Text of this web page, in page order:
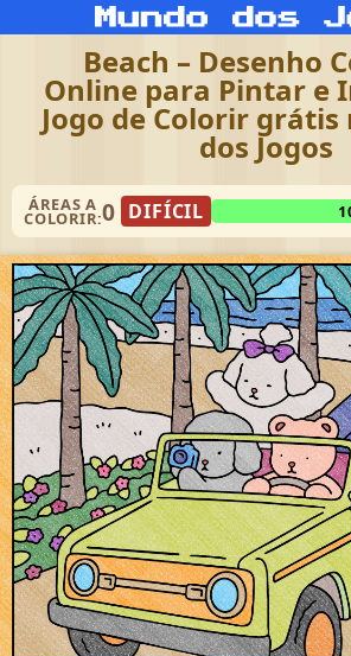
Beach – Desenho
Online para Pintar e
Jogo de Colorir
dos Jogos
ÁREAS A
COLORIR:0 DIFÍCIL